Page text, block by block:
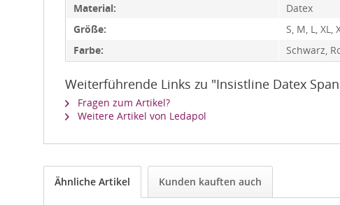
Material:
Datex
Größe:
S, M, L, XL,
Farbe:
Schwarz,
Weiterführende Links zu "Insistline Datex
Fragen zum Artikel?
Weitere Artikel von Ledapol
Ähnliche Artikel Kunden kauften auch